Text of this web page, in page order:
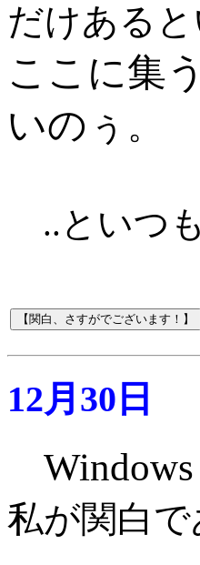
だけあると
ここに集
いのぅ 。
..といつ
12月30日
私が関白で